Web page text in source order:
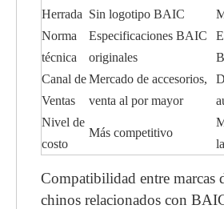
Herrada Sin logotipo BAIC
Norma
técnica
Especificaciones BAIC
originales
Canal de
Ventas
Mercado de accesorios,
venta al por mayor
Nivel de
costo
Más competitivo
Compatibilidad entre marcas
chinos relacionados con